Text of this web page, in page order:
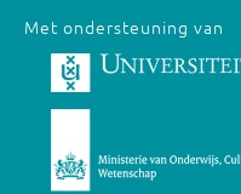
Met ondersteuning van